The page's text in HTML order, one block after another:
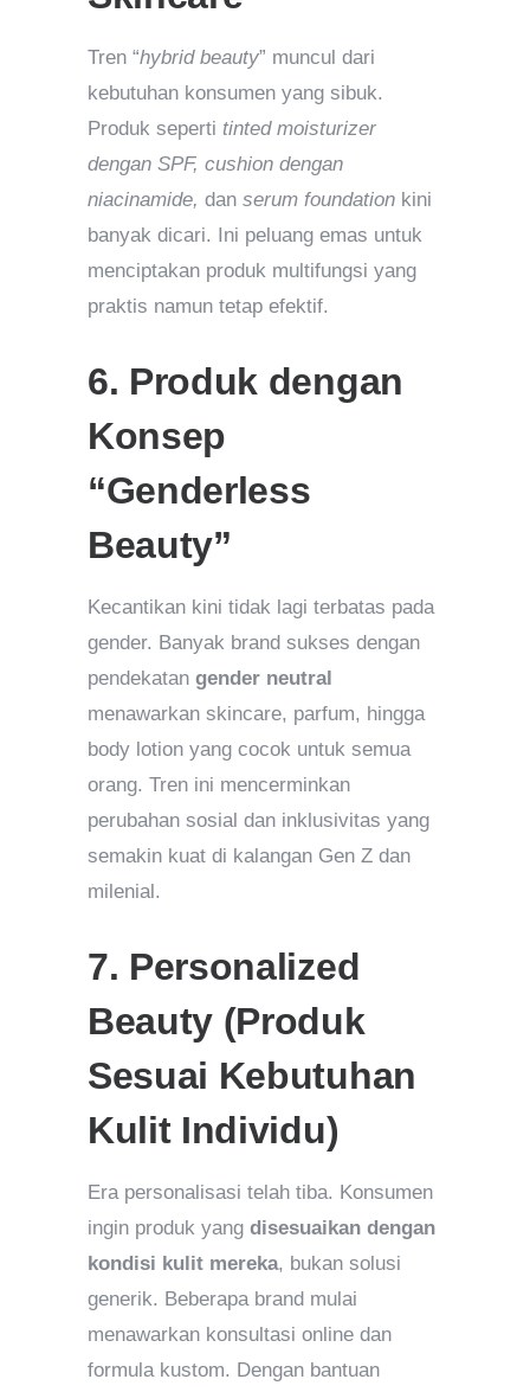
Tren “hybrid beauty” muncul dari
kebutuhan konsumen yang sibuk.
Produk seperti tinted moisturizer
dengan SPF, cushion dengan
niacinamide, dan serum foundation kini
banyak dicari. Ini peluang emas untuk
menciptakan produk multifungsi yang
praktis namun tetap efektif.
6. Produk dengan
Konsep
“Genderless
Beauty”
Kecantikan kini tidak lagi terbatas pada
gender. Banyak brand sukses dengan
pendekatan gender neutral
menawarkan skincare, parfum, hingga
body lotion yang cocok untuk semua
orang. Tren ini mencerminkan
perubahan sosial dan inklusivitas yang
semakin kuat di kalangan Gen Z dan
milenial.
7. Personalized
Beauty (Produk
Sesuai Kebutuhan
Kulit Individu)
Era personalisasi telah tiba. Konsumen
ingin produk yang disesuaikan dengan
kondisi kulit mereka, bukan solusi
generik. Beberapa brand mulai
menawarkan konsultasi online dan
formula kustom. Dengan bantuan